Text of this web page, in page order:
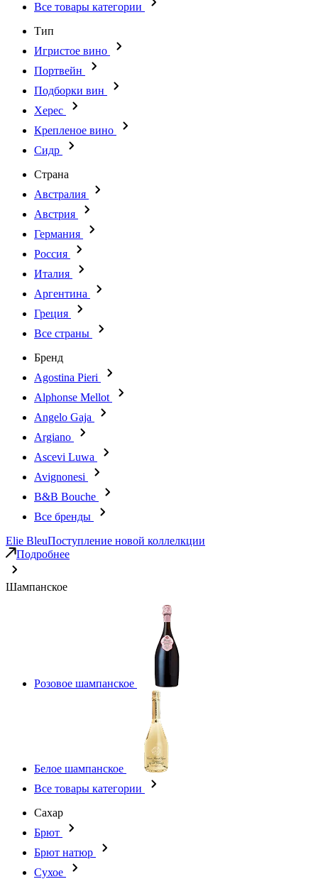
Все товары категории
Тип
Игристое вино
Портвейн
Подборки вин
Херес
Крепленое вино
Сидр
Страна
Австралия
Австрия
Германия
Россия
Италия
Аргентина
Греция
Все страны
Бренд
Agostina Pieri
Alphonse Mellot
Angelo Gaja
Argiano
Ascevi Luwa
Avignonesi
B&B Bouche
Все бренды
Elie BleuПоступление новой коллелкции
Подробнее
Шампанское
Розовое шампанское
Белое шампанское
Все товары категории
Сахар
Брют
Брют натюр
Сухое